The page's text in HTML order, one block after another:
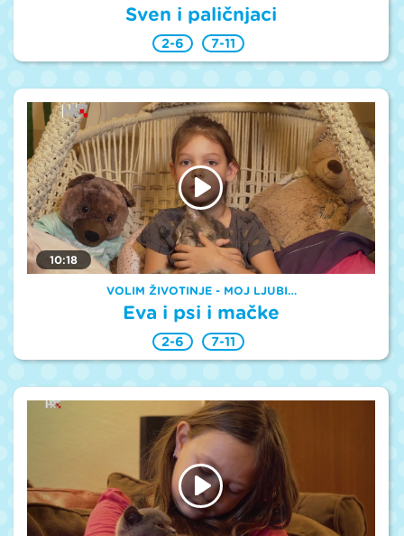
Sven i paličnjaci
2-6 7-11
10:18
VOLIM ŽIVOTINJE - MOJ LJUBI…
Eva i psi i mačke
2-6 7-11